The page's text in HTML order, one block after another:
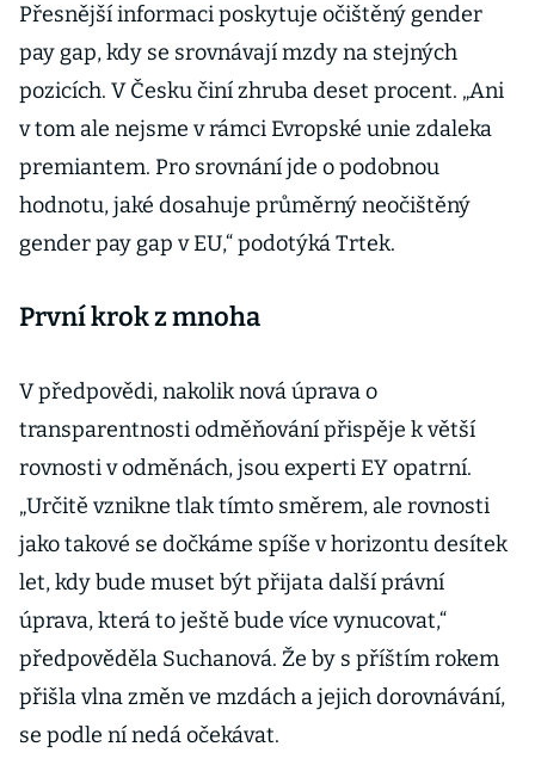
Přesnější informaci poskytuje očištěný gender
pay gap, kdy se srovnávají mzdy na stejných
pozicích. V Česku činí zhruba deset procent. „Ani
v tom ale nejsme v rámci Evropské unie zdaleka
premiantem. Pro srovnání jde o podobnou
hodnotu, jaké dosahuje průměrný neočištěný
gender pay gap v EU,“ podotýká Trtek.
První krok z mnoha
V předpovědi, nakolik nová úprava o
transparentnosti odměňování přispěje k větší
rovnosti v odměnách, jsou experti EY opatrní.
„Určitě vznikne tlak tímto směrem, ale rovnosti
jako takové se dočkáme spíše v horizontu desítek
let, kdy bude muset být přijata další právní
úprava, která to ještě bude více vynucovat,“
předpověděla Suchanová. Že by s příštím rokem
přišla vlna změn ve mzdách a jejich dorovnávání,
se podle ní nedá očekávat.